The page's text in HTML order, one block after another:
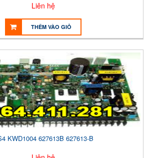
Liên hệ
THÊM VÀO GIỎ
KWD1004 627613B 627613-B